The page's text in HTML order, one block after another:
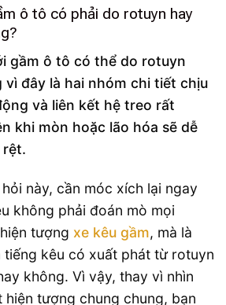
ô tô có phải do rotuyn hay
gầm ô tô có thể do rotuyn
vì đây là hai nhóm chi tiết chịu
và liên kết hệ treo rất
khi mòn hoặc lão hóa sẽ dễ
rệt.
này, cần móc xích lại ngay
không phải đoán mò mọi
tượng xe kêu gầm, mà là
tiếng kêu có xuất phát từ rotuyn
không. Vì vậy, thay vì nhìn
hiện tượng chung chung, bạn